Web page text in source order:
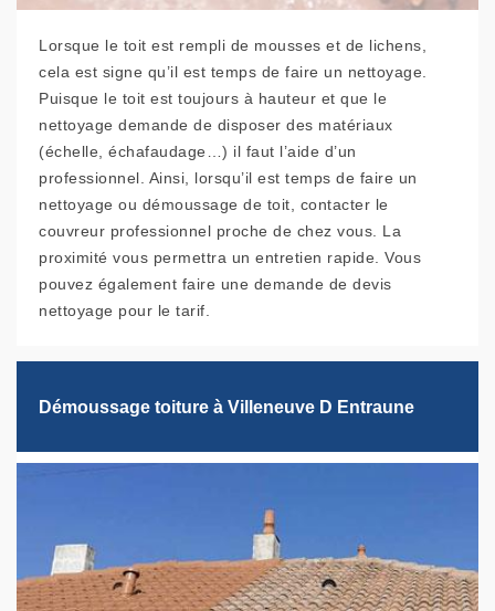
Lorsque le toit est rempli de mousses et de lichens,
cela est signe qu’il est temps de faire un nettoyage.
Puisque le toit est toujours à hauteur et que le
nettoyage demande de disposer des matériaux
(échelle, échafaudage…) il faut l’aide d’un
professionnel. Ainsi, lorsqu’il est temps de faire un
nettoyage ou démoussage de toit, contacter le
couvreur professionnel proche de chez vous. La
proximité vous permettra un entretien rapide. Vous
pouvez également faire une demande de devis
nettoyage pour le tarif.
Démoussage toiture à Villeneuve D Entraune